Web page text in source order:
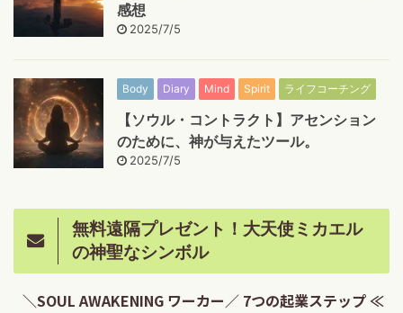
感想
2025/7/5
Body Diary Mind Spirit ライフコーチング
【ソウル・コントラクト】アセンション
のために、神が与えたツール。
2025/7/5
無料遠隔プレゼント！大天使ミカエル
の神聖なシンボル
＼SOUL AWAKENING ワーカー／ 7つの起業ステップ ≪